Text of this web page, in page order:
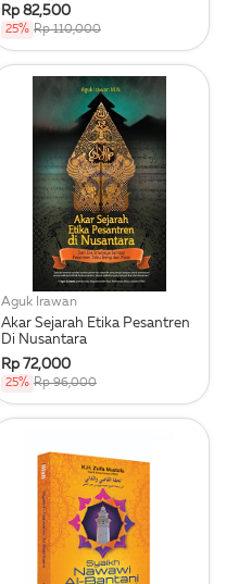
Rp 82,500
25% Rp 110,000
Aguk Irawan
Akar Sejarah Etika Pesantren
Di Nusantara
Rp 72,000
25% Rp 96,000